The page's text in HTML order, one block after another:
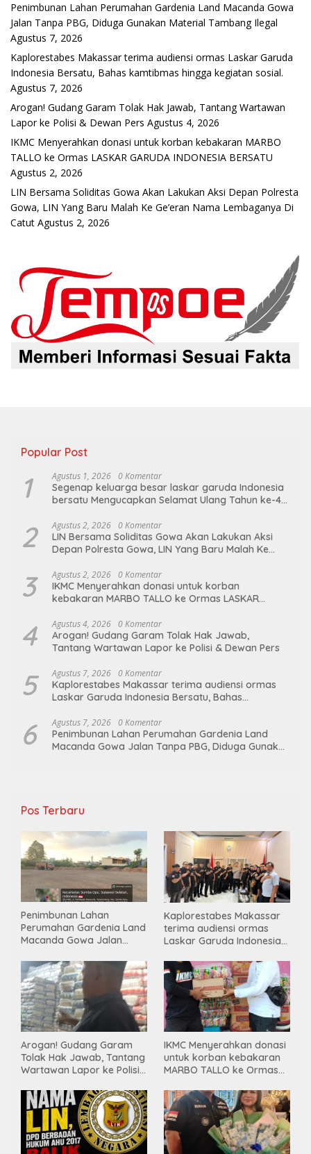
Penimbunan Lahan Perumahan Gardenia Land Macanda Gowa
Jalan Tanpa PBG, Diduga Gunakan Material Tambang Ilegal
Agustus 7, 2026
Kaplorestabes Makassar terima audiensi ormas Laskar Garuda
Indonesia Bersatu, Bahas kamtibmas hingga kegiatan sosial.
Agustus 7, 2026
Arogan! Gudang Garam Tolak Hak Jawab, Tantang Wartawan
Lapor ke Polisi & Dewan Pers Agustus 4, 2026
IKMC Menyerahkan donasi untuk korban kebakaran MARBO
TALLO ke Ormas LASKAR GARUDA INDONESIA BERSATU
Agustus 2, 2026
LIN Bersama Soliditas Gowa Akan Lakukan Aksi Depan Polresta
Gowa, LIN Yang Baru Malah Ke Ge’eran Nama Lembaganya Di
Catut Agustus 2, 2026
Popular Post
1 Agustus 1, 2026 0 Komentar
Segenap keluarga besar laskar garuda Indonesia
bersatu Mengucapkan Selamat Ulang Tahun ke-44
2 Agustus 2, 2026 0 Komentar
LIN Bersama Soliditas Gowa Akan Lakukan Aksi
Depan Polresta Gowa, LIN Yang Baru Malah Ke
3 Agustus 2, 2026 0 Komentar
IKMC Menyerahkan donasi untuk korban
kebakaran MARBO TALLO ke Ormas LASKAR
4 Agustus 4, 2026 0 Komentar
Arogan! Gudang Garam Tolak Hak Jawab,
Tantang Wartawan Lapor ke Polisi & Dewan Pers
5 Agustus 7, 2026 0 Komentar
Kaplorestabes Makassar terima audiensi ormas
Laskar Garuda Indonesia Bersatu, Bahas
6 Agustus 7, 2026 0 Komentar
Penimbunan Lahan Perumahan Gardenia Land
Macanda Gowa Jalan Tanpa PBG, Diduga Gunakan
Pos Terbaru
Penimbunan Lahan
Perumahan Gardenia Land
Macanda Gowa Jalan
Gunakan Material
Tambang Ilegal
Kaplorestabes Makassar
terima audiensi ormas
Laskar Garuda Indonesia
hingga kegiatan sosial.
Arogan! Gudang Garam
Tolak Hak Jawab, Tantang
Wartawan Lapor ke Polisi
IKMC Menyerahkan donasi
untuk korban kebakaran
MARBO TALLO ke Ormas
INDONESIA BERSATU